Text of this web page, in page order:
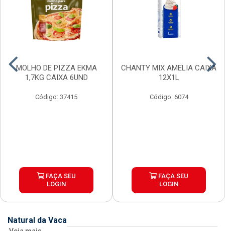
MOLHO DE PIZZA EKMA
1,7KG CAIXA 6UND
Código: 37415
FAÇA SEU
LOGIN
CHANTY MIX AMELIA CAIXA
12X1L
Código: 6074
FAÇA SEU
LOGIN
Natural da Vaca